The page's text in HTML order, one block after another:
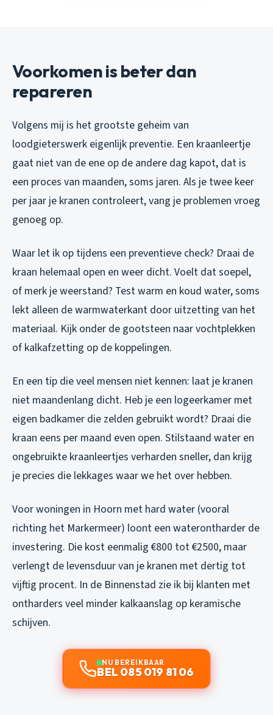
Voorkomen is beter dan
repareren
Volgens mij is het grootste geheim van
loodgieterswerk eigenlijk preventie. Een kraanleertje
gaat niet van de ene op de andere dag kapot, dat is
een proces van maanden, soms jaren. Als je twee keer
per jaar je kranen controleert, vang je problemen vroeg
genoeg op.
Waar let ik op tijdens een preventieve check? Draai de
kraan helemaal open en weer dicht. Voelt dat soepel,
of merk je weerstand? Test warm en koud water, soms
lekt alleen de warmwaterkant door uitzetting van het
materiaal. Kijk onder de gootsteen naar vochtplekken
of kalkafzetting op de koppelingen.
En een tip die veel mensen niet kennen: laat je kranen
niet maandenlang dicht. Heb je een logeerkamer met
eigen badkamer die zelden gebruikt wordt? Draai die
kraan eens per maand even open. Stilstaand water en
ongebruikte kraanleertjes verharden sneller, dan krijg
je precies die lekkages waar we het over hebben.
Voor woningen in Hoorn met hard water (vooral
richting het Markermeer) loont een waterontharder de
investering. Die kost eenmalig €800 tot €2500, maar
verlengt de levensduur van je kranen met dertig tot
vijftig procent. In de Binnenstad zie ik bij klanten met
ontharders veel minder kalkaanslag op keramische
schijven.
NU BEREIKBAAR
BEL 085 019 81 06